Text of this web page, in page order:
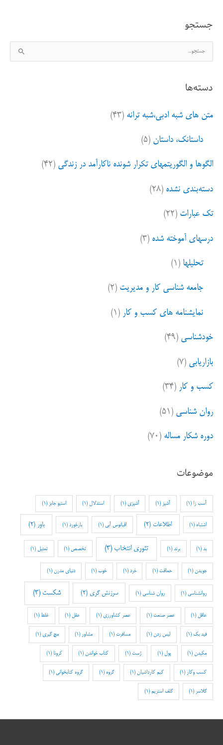
موضوع
بازاریابی
جستجو
س
ج
ب
دسته‌ها
متن های شبه ادبی،شبه ترانه (۴۳)
داستانک، داستان (۵)
الگوها و الگوریتمهای تکرار شونده ناکارآمد در زندگی (۴۲)
دسته‌بندی نشده (۲۸)
تک عبارات (۲۲)
درسهای آموخته شده (۳)
تحلیلها (۱)
جامعه شناسی کار و مدیریت (۲)
نمایشنامه های کسب و کار (۱)
خودشناسی (۴۹)
بازاریابی (۷)
کسب و کار (۳۴)
روان شناسی (۵۱)
دوره شکار مساله (۷۰)
موضوعات
آسب زا (1) آشپز (1) آشپزی (1) استدلال (1) استیو جابز (1)
اشتباه (1) اطلاعات (2) اقیانوس آبی (1) بازخورد (1) باور (2)
بد(1) برند (1) تئوری انتخاب (3) تخصص (1) تمثیل (1)
جویدن (1) حماقت (1) خرد (1) خوب(1) دنیای مدرن (1)
روانشناسی (1) روان شناسی (1) سرزنش گری (2) شکست (3)
عاقل (1) عصر صنعت (1) عصر کشاورزی (1) عقل (1) غلط (1)
فید بک(1) لیس زدن (1) مسافرت (1) مشاور (1) مچ گیری (1)
مکیدن (1) پول (1) ژست (1) کتاب خواندن (1) کرونا (1)
کسب وکار (1) کیم کارداشیان (1) گروه (1) گروه کتابخوانی (1)
گلاسر (1) گلف استریم (1)